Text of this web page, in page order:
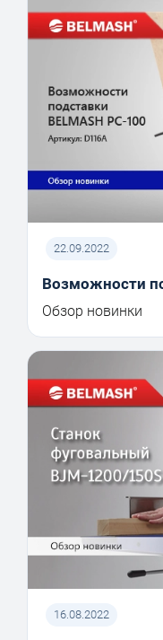
22.09.2022
Возможности
Обзор
16.08.2022